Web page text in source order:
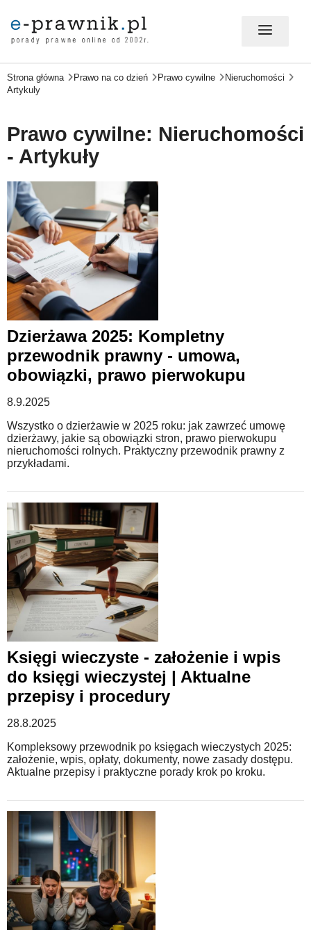
MÓJ E-PRAWNIK - LOGOWANIE
PORADY PRAWNE ONLINE
PRAWO NA CO DZIEŃ
PRAWO W BIZNESIE
ZMIANY W PRAWIE
WZORY DOKUMENTÓW
FORUM PRAWNE
Strona główna Prawo na co dzień Prawo cywilne
Nieruchomości
Artykuly
Prawo cywilne: Nieruchomości
- Artykuły
Dzierżawa 2025: Kompletny
przewodnik prawny - umowa,
obowiązki, prawo pierwokupu
8.9.2025
Wszystko o dzierżawie w 2025 roku: jak zawrzeć umowę
dzierżawy, jakie są obowiązki stron, prawo pierwokupu
nieruchomości rolnych. Praktyczny przewodnik prawny z
przykładami.
Księgi wieczyste - założenie i wpis
do księgi wieczystej | Aktualne
przepisy i procedury
28.8.2025
Kompleksowy przewodnik po księgach wieczystych 2025:
założenie, wpis, opłaty, dokumenty, nowe zasady dostępu.
Aktualne przepisy i praktyczne porady krok po kroku.